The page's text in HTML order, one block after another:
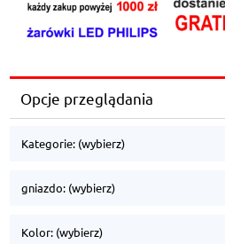
Opcje przeglądania
Kategorie: (wybierz)
gniazdo: (wybierz)
Kolor: (wybierz)